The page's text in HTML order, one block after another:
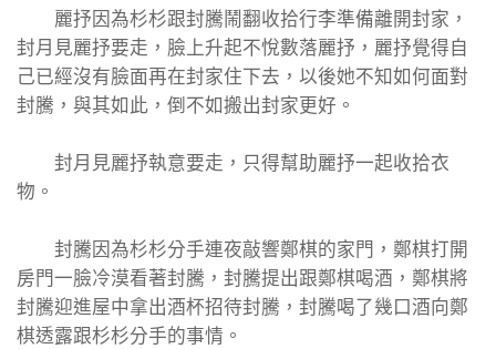
麗抒因為杉杉跟封騰鬧翻收拾行李準備離開封家，
封月見麗抒要走，臉上升起不悅數落麗抒，麗抒覺得自
己已經沒有臉面再在封家住下去，以後她不知如何面對
封騰，與其如此，倒不如搬出封家更好。
封月見麗抒執意要走，只得幫助麗抒一起收拾衣
物。
封騰因為杉杉分手連夜敲響鄭棋的家門，鄭棋打開
房門一臉冷漠看著封騰，封騰提出跟鄭棋喝酒，鄭棋將
封騰迎進屋中拿出酒杯招待封騰，封騰喝了幾口酒向鄭
棋透露跟杉杉分手的事情。